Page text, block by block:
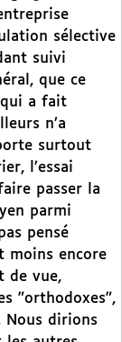
sélective
suivi
que ce
qui a fait
n’a
surtout
l’essai
passer la
parmi
pensé
moins encore
de vue,
"orthodoxes",
Nous dirions